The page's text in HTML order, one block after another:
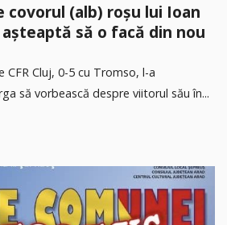
covorul (alb) roșu lui Ioan
să o facă din nou
CFR Cluj, 0-5 cu Tromso, l-a
să vorbească despre viitorul său în...